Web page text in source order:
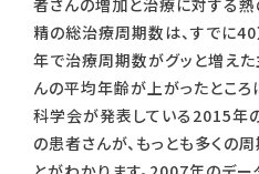
精の総治療周期数は、すでに
年で治療周期数がグッと増えた
んの平均年齢が上がったところ
科学会が発表している2015年
の患者さんが、もっとも多くの